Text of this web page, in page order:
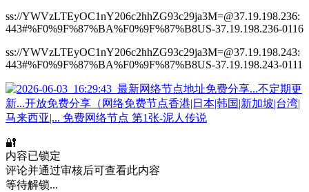
ss://YWVzLTEyOC1nY206c2hhZG93c29ja3M=@37.19.198.236:
443#%F0%9F%87%BA%F0%9F%87%B8US-37.19.198.236-0116
ss://YWVzLTEyOC1nY206c2hhZG93c29ja3M=@37.19.198.243:
443#%F0%9F%87%BA%F0%9F%87%B8US-37.19.198.243-0111
🔐
内容已锁定
评论并通过审核后可查看此内容
等待解锁...